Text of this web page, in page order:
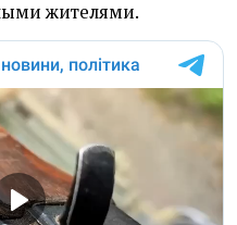
жителями.